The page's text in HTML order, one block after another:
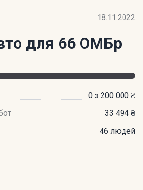
18.11.2022
для 66 ОМБр
0 з 200 000 ₴
33 494 ₴
46 людей